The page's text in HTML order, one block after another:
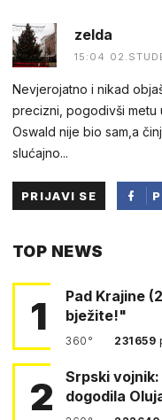
zelda
15:04
Nevjerojatno i nikad
precizni, pogodivši metu
Oswald nije bio sam,a
slućajno...
PRIJAVI SE
TOP NEWS
1
Pad Krajine
bježite!"
360° 231659
2
Srpski vojnik:
dogodila